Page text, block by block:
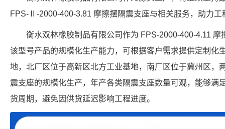
FPS-Ⅱ-2000-400-3.81 摩擦摆隔震支座与相关服务，助力工
衡水双林橡胶制品有限公司作为 FPS-2000-400-4.11
该型号产品的规模化生产能力，可根据客户需求提供定制化
地，北厂区位于高新区北方工业基地，南厂区位于冀州区，
震支座的规模化生产，年产各类隔震支座数量可观，能够满
货周期，避免因供货延迟影响工程进度。